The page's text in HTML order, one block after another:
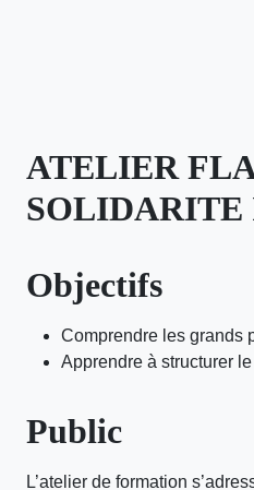
ATELIER
Objectifs
Comprendre les grands
Apprendre à structurer
Public
L’atelier de formation